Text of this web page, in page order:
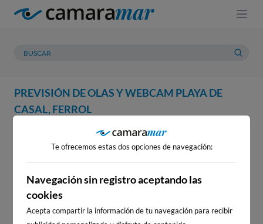
PREVISIÓN DE OLAS Y WEBCAM PLAYA DE
CASAL, FERROL
PREVISIÓN METEOROLOGÍA
WEBCAM PLAYA DE CASAL,
FERROL
Te ofrecemos estas dos opciones de navegación:
Navegación sin registro aceptando las
cookies
Acepta compartir la información de tu navegación para recibir